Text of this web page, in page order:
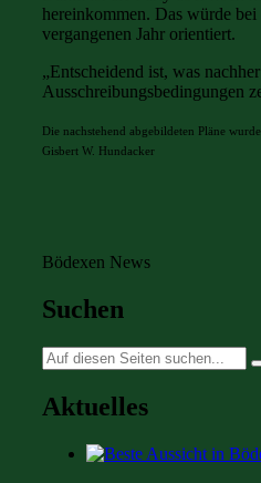
hereinkommen. Das würde
vergangenen Jahr orientiert.
„Entscheidend ist, was
Ausschreibungsbedingungen
Die nachstehend abgebildeten Pläne
Gisbert W. Hundacker
Bödexen News
Suchen
Suche
nach:
Aktuelles